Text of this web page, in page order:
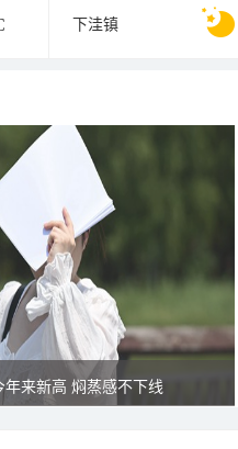
下洼镇
年来新高 焖蒸感不下线